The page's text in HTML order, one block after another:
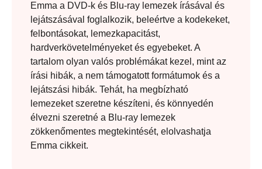
Emma a DVD-k és Blu-ray lemezek írásával és
lejátszásával foglalkozik, beleértve a kodekeket,
felbontásokat, lemezkapacitást,
hardverkövetelményeket és egyebeket. A
tartalom olyan valós problémákat kezel, mint az
írási hibák, a nem támogatott formátumok és a
lejátszási hibák. Tehát, ha megbízható
lemezeket szeretne készíteni, és könnyedén
élvezni szeretné a Blu-ray lemezek
zökkenőmentes megtekintését, elolvashatja
Emma cikkeit.